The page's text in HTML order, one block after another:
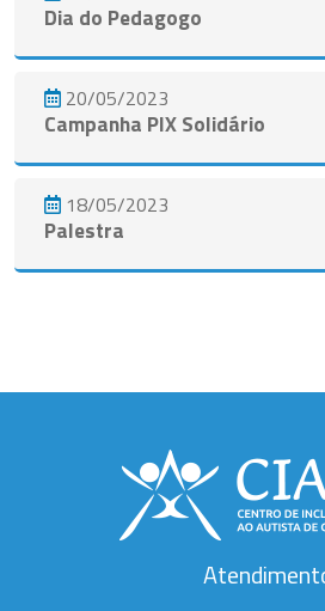
Dia do Pedagogo
20/05/2023
Campanha PIX Solidário
18/05/2023
Palestra